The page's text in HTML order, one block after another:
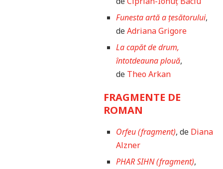
Funesta artă a țesătorului,
deAdriana Grigore
La capăt de drum,
întotdeauna plouă,
de Theo Arkan
FRAGMENTE DE
ROMAN
Orfeu (fragment), de Diana
Alzner
PHAR SIHN (fragment),